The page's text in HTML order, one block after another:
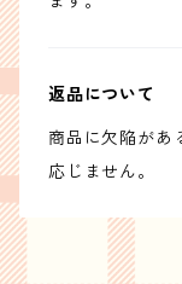
返品について
商品に欠陥があ
応じません。